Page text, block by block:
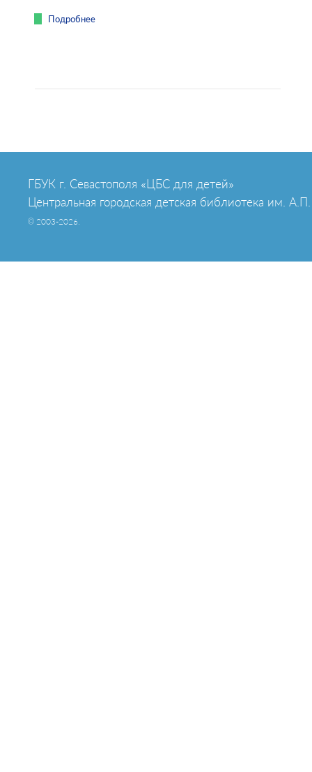
Подробнее
ГБУК г. Севастополя «ЦБС для детей»
Центральная городская детская библиотека им. А.П.
© 2003-2026.